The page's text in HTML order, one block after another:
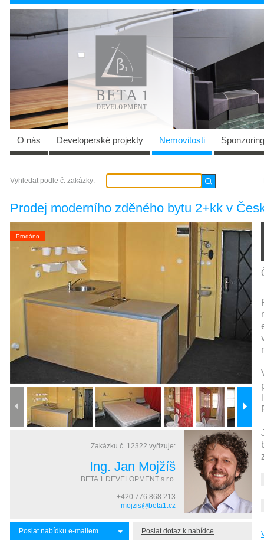
O nás Developerské projekty Nemovitosti Sponzoring
Vyhledat podle č. zakázky:
Prodej moderního zděného bytu 2+kk v
Prodáno
Zakázku č. 12322 vyřizuje:
Ing. Jan Mojžíš
BETA 1 DEVELOPMENT s.r.o.
+420 776 868 213
mojzis@beta1.cz
Poslat nabídku e-mailem Poslat dotaz k nabídce